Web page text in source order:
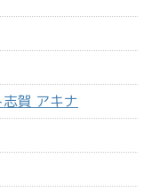
賀 アキナ